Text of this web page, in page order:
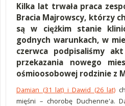
Kilka lat trwała praca
Bracia Majrowscy, którzy
są w ciężkim stanie
godnych warunkach, w
czerwca podpisaliśmy
przekazania nowego
ośmioosobowej rodzinie z
Damian (31 lat) i Dawid (26 lat)
mięśni – chorobę Duchenne'a.